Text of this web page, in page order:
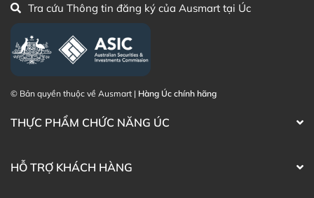
Tra cứu Thông tin đăng ký của Ausmart tại Úc
© Bản quyền thuộc về Ausmart | Hàng Úc chính hãng
THỰC PHẨM CHỨC NĂNG ÚC
HỖ TRỢ KHÁCH HÀNG